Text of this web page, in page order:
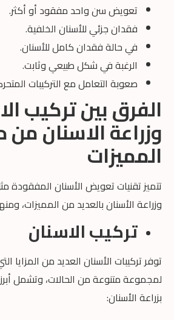
تعويض سن واحد مفقود أو أكثر.
فقدان جزئي للأسنان الخلفية.
في حالة فقدان كامل للأسنان.
الرغبة في شكل طبيعي وثابت.
صعوبة التعامل مع التركيبات
الفرق بين تركيب
وزراعة الاسنان
المميزات
تتميز تقنيات تعويض الأسنان المفقودة
وزراعة الأسنان بالعديد من المميزات،
تركيب الاسنان
توفر تركيبات الأسنان العديد من المزايا
لمجموعة متنوعة من الحالات، وتشمل
بزراعة الأسنان: